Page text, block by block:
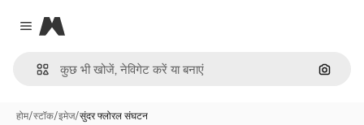
Close menu
Magnific
इमेज से
होम/स्टॉक/इमेज/सुंदर फ्लोरल संघटन